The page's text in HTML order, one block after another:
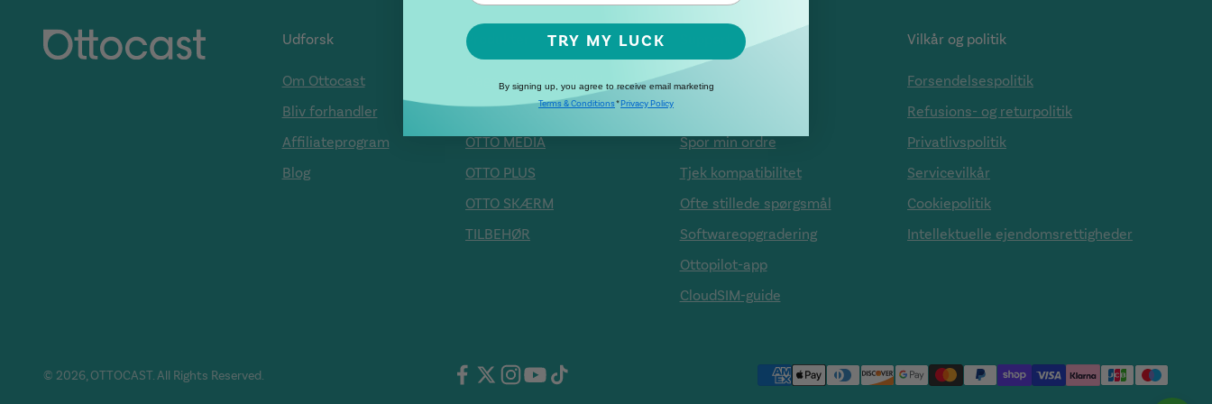
Udforsk
Om Ottocast
Bliv forhandler
Affiliateprogram
Blog
Produkter
Dagens bedste tilbud
OTTO TRÅDLØS
OTTO MEDIA
OTTO PLUS
OTTO SKÆRM
TILBEHØR
Kontakt os
Spor min ordre
Tjek kompatibilitet
Ofte stillede spørgsmål
Softwareopgradering
Ottopilot-app
CloudSIM-guide
Vilkår og politik
Forsendelsespolitik
Refusions- og returpolitik
Privatlivspolitik
Servicevilkår
Cookiepolitik
Intellektuelle ejendomsrettigheder
© 2026, OTTOCAST. All Rights Reserved.
TRY MY LUCK
By signing up, you agree to receive email marketing
Terms & Conditions*Privacy Policy